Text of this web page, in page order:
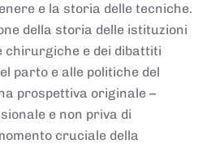
e la storia delle tecniche.
della storia delle istituzioni
chirurgiche e dei dibattiti
parto e alle politiche del
prospettiva originale –
e non priva di
cruciale della